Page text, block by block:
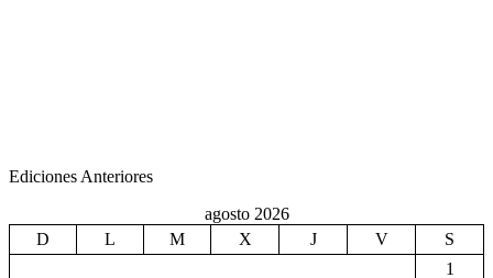
Ediciones Anteriores
agosto 2026
D
L M X J V
S
1